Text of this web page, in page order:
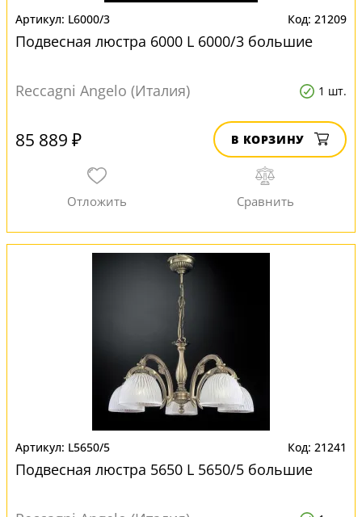
L6000/3 21209
Подвесная люстра 6000 L 6000/3 большие
Reccagni Angelo (Италия) 1 шт.
85 889 ₽ В КОРЗИНУ
L5650/5 21241
Подвесная люстра 5650 L 5650/5 большие